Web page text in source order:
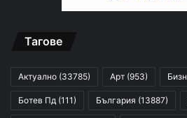
Тагове
Актуално (33785) Арт (953)
Ботев Пд (111) България (13887)